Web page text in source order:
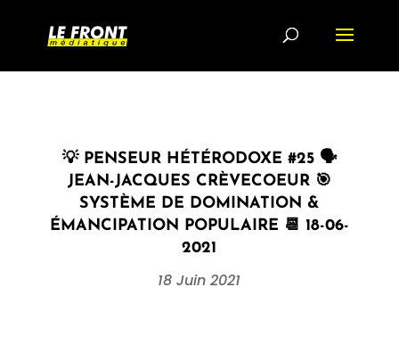
💡 PENSEUR HÉTÉRODOXE #25 🗣
JEAN-JACQUES CRÈVECOEUR 🎯
SYSTÈME DE DOMINATION &
ÉMANCIPATION POPULAIRE 📆 18-06-
2021
18 Juin 2021